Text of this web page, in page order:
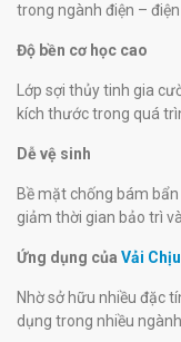
trong ngành điện –
Độ bền cơ học cao
Lớp sợi thủy tinh gia
kích thước trong quá
Dễ vệ sinh
Bề mặt chống bám
giảm thời gian bảo trì
Ứng dụng của Vải
Nhờ sở hữu nhiều đặc
dụng trong nhiều